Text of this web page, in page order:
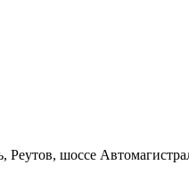
Реутов, шоссе